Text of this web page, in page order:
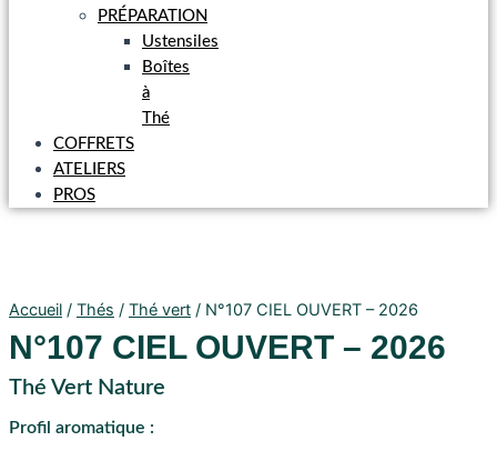
PRÉPARATION
Ustensiles
Boîtes
à
Thé
COFFRETS
ATELIERS
PROS
Accueil / Thés / Thé vert / N°107 CIEL OUVERT – 2026
N°107 CIEL OUVERT – 2026
Thé Vert Nature
Profil aromatique :